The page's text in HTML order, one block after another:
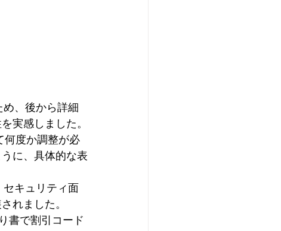
、後から詳細
実感しました。
何度か調整が必
に、具体的な表
キュリティ面
れました。
書で割引コード